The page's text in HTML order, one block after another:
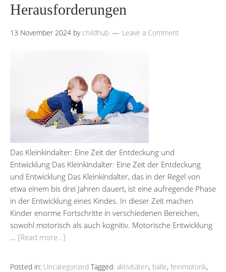
Herausforderungen
13 November 2024 by childhub Leave a Comment
Das Kleinkindalter: Eine Zeit der Entdeckung und
Entwicklung Das Kleinkindalter: Eine Zeit der Entdeckung
und Entwicklung Das Kleinkindalter, das in der Regel von
etwa einem bis drei Jahren dauert, ist eine aufregende Phase
in der Entwicklung eines Kindes. In dieser Zeit machen
Kinder enorme Fortschritte in verschiedenen Bereichen,
sowohl motorisch als auch kognitiv. Motorische Entwicklung
… [Read more…]
Posted in: Uncategorized Tagged: aktivitäten, bälle, feinmotorik,